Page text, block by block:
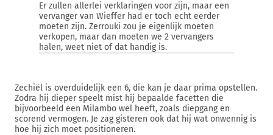
Er zullen allerlei verklaringen voor zijn, maar een
vervanger van Wieffer had er toch echt eerder
moeten zijn. Zerrouki zou je eigenlijk moeten
verkopen, maar dan moeten we 2 vervangers
halen, weet niet of dat handig is.
Zechiël is overduidelijk een 6, die kan je daar prima opstellen.
Zodra hij dieper speelt mist hij bepaalde facetten die
bijvoorbeeld een Milambo wel heeft, zoals diepgang en
scorend vermogen. Je zag gisteren ook dat hij wat onwennig is
hoe hij zich moet positioneren.